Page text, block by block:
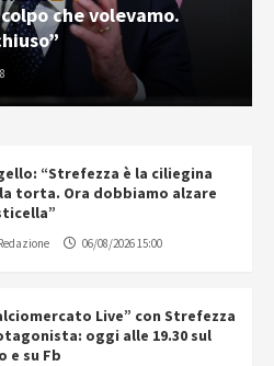
che volevamo.
“Strefezza è la ciliegina
torta. Ora dobbiamo alzare
06/08/2026 15:00
Live” con Strefezza
oggi alle 19.30 sul
e su Fb